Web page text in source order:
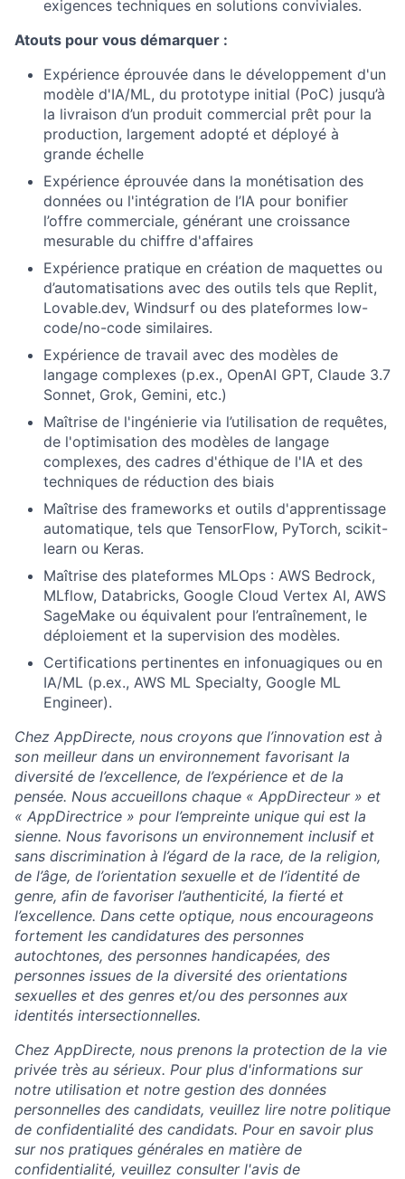
exigences techniques en solutions conviviales.
Atouts pour vous démarquer :
Expérience éprouvée dans le développement d'un
modèle d'IA/ML, du prototype initial (PoC) jusqu’à
la livraison d’un produit commercial prêt pour la
production, largement adopté et déployé à
grande échelle
Expérience éprouvée dans la monétisation des
données ou l'intégration de l’IA pour bonifier
l’offre commerciale, générant une croissance
mesurable du chiffre d'affaires
Expérience pratique en création de maquettes ou
d’automatisations avec des outils tels que Replit,
Lovable.dev, Windsurf ou des plateformes low-
code/no-code similaires.
Expérience de travail avec des modèles de
langage complexes (p.ex., OpenAI GPT, Claude 3.7
Sonnet, Grok, Gemini, etc.)
Maîtrise de l'ingénierie via l’utilisation de requêtes,
de l'optimisation des modèles de langage
complexes, des cadres d'éthique de l'IA et des
techniques de réduction des biais
Maîtrise des frameworks et outils d'apprentissage
automatique, tels que TensorFlow, PyTorch, scikit-
learn ou Keras.
Maîtrise des plateformes MLOps : AWS Bedrock,
MLflow, Databricks, Google Cloud Vertex AI, AWS
SageMake ou équivalent pour l’entraînement, le
déploiement et la supervision des modèles.
Certifications pertinentes en infonuagiques ou en
IA/ML (p.ex., AWS ML Specialty, Google ML
Engineer).
Chez AppDirecte, nous croyons que l’innovation est à
son meilleur dans un environnement favorisant la
diversité de l’excellence, de l’expérience et de la
pensée. Nous accueillons chaque « AppDirecteur » et
« AppDirectrice » pour l’empreinte unique qui est la
sienne. Nous favorisons un environnement inclusif et
sans discrimination à l’égard de la race, de la religion,
de l’âge, de l’orientation sexuelle et de l’identité de
genre, afin de favoriser l’authenticité, la fierté et
l’excellence. Dans cette optique, nous encourageons
fortement les candidatures des personnes
autochtones, des personnes handicapées, des
personnes issues de la diversité des orientations
sexuelles et des genres et/ou des personnes aux
identités intersectionnelles.
Chez AppDirecte, nous prenons la protection de la vie
privée très au sérieux. Pour plus d'informations sur
notre utilisation et notre gestion des données
personnelles des candidats, veuillez lire notre politique
de confidentialité des candidats. Pour en savoir plus
sur nos pratiques générales en matière de
confidentialité, veuillez consulter l'avis de